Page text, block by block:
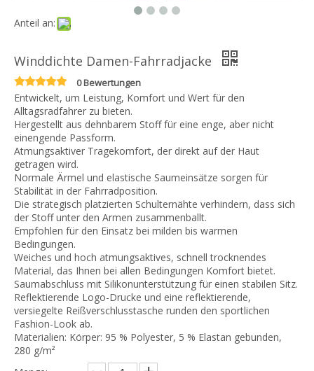
Anteil an:
Winddichte Damen-Fahrradjacke
0 Bewertungen
Entwickelt, um Leistung, Komfort und Wert für den
Alltagsradfahrer zu bieten.
Hergestellt aus dehnbarem Stoff für eine enge, aber nicht
einengende Passform.
Atmungsaktiver Tragekomfort, der direkt auf der Haut
getragen wird.
Normale Ärmel und elastische Saumeinsätze sorgen für
Stabilität in der Fahrradposition.
Die strategisch platzierten Schulternähte verhindern, dass sich
der Stoff unter den Armen zusammenballt.
Empfohlen für den Einsatz bei milden bis warmen
Bedingungen.
Weiches und hoch atmungsaktives, schnell trocknendes
Material, das Ihnen bei allen Bedingungen Komfort bietet.
Saumabschluss mit Silikonunterstützung für einen stabilen Sitz.
Reflektierende Logo-Drucke und eine reflektierende,
versiegelte Reißverschlusstasche runden den sportlichen
Fashion-Look ab.
Materialien: Körper: 95 % Polyester, 5 % Elastan gebunden,
280 g/m²